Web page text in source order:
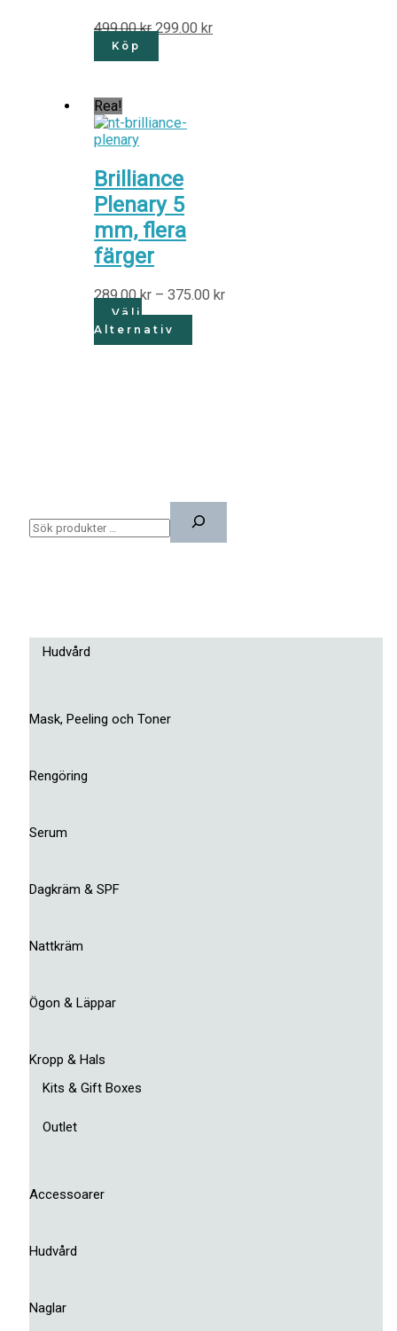
Hudvård
Mask, Peeling och Toner
Rengöring
Serum
Dagkräm & SPF
Nattkräm
Ögon & Läppar
Kropp & Hals
Kits & Gift Boxes
Outlet
Accessoarer
Hudvård
Naglar
499.00kr 299.00 kr
Köp
Rea!
Brilliance
Plenary 5
mm, flera
färger
289.00kr – 375.00 kr
Välj
Alternativ